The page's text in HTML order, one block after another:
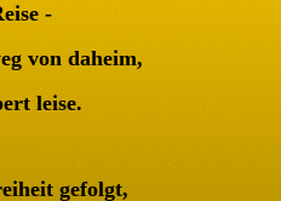
-
von daheim,
leise.
gefolgt,